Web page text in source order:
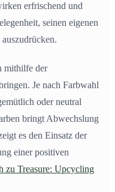
erfrischend und
seinen eigenen
mithilfe der
Je nach Farbwahl
oder neutral
bringt Abwechslung
es den Einsatz der
einer positiven
zu Treasure: Upcycling